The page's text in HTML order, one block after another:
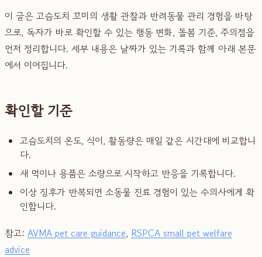
이 글은 고슴도치 꼬미의 생활 관찰과 반려동물 관리 경험을 바탕
으로, 독자가 바로 확인할 수 있는 행동 변화, 돌봄 기준, 주의점을
먼저 정리합니다. 세부 내용은 날짜가 있는 기록과 함께 아래 본문
에서 이어집니다.
확인할 기준
고슴도치의 온도, 식이, 활동량은 매일 같은 시간대에 비교합니
다.
새 먹이나 용품은 소량으로 시작하고 반응을 기록합니다.
이상 징후가 반복되면 소동물 진료 경험이 있는 수의사에게 확
인합니다.
참고: AVMA pet care guidance, RSPCA small pet welfare
advice